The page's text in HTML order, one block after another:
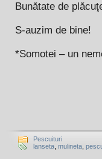
Bunătate de
S-auzim de bine!
*Somotei – un
Pescuituri
lanseta mulineta